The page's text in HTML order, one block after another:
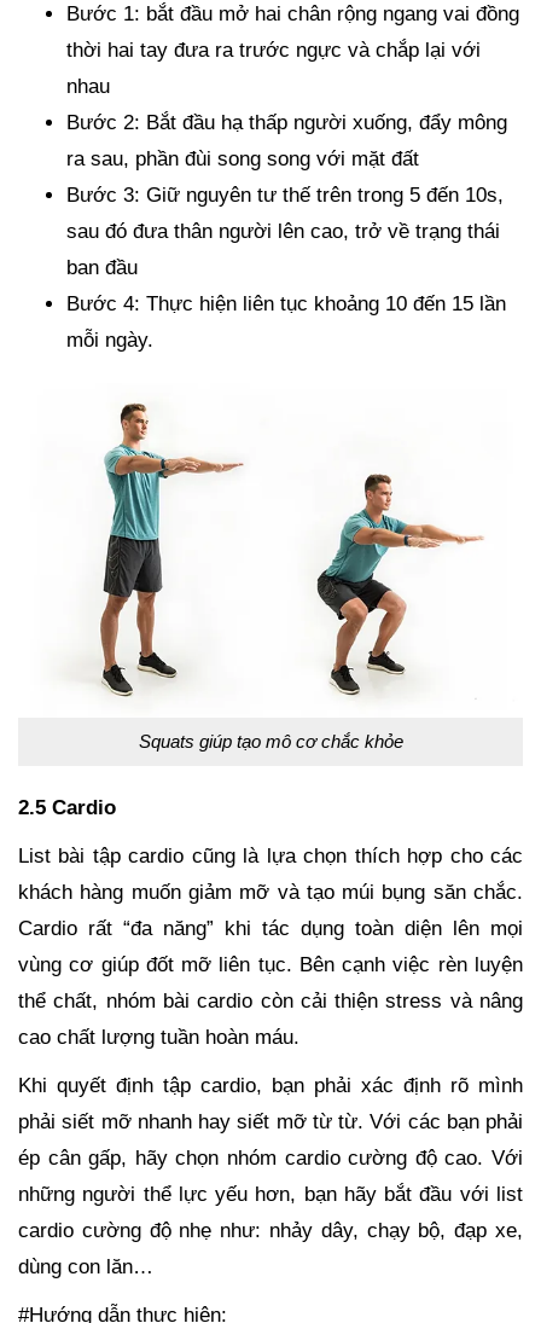
Bước 1: bắt đầu mở hai chân rộng ngang vai đồng
thời hai tay đưa ra trước ngực và chắp lại với
nhau
Bước 2: Bắt đầu hạ thấp người xuống, đẩy mông
ra sau, phần đùi song song với mặt đất
Bước 3: Giữ nguyên tư thế trên trong 5 đến 10s,
sau đó đưa thân người lên cao, trở về trạng thái
ban đầu
Bước 4: Thực hiện liên tục khoảng 10 đến 15 lần
mỗi ngày.
Squats giúp tạo mô cơ chắc khỏe
2.5 Cardio
List bài tập cardio cũng là lựa chọn thích hợp cho các
khách hàng muốn giảm mỡ và tạo múi bụng săn chắc.
Cardio rất “đa năng” khi tác dụng toàn diện lên mọi
vùng cơ giúp đốt mỡ liên tục. Bên cạnh việc rèn luyện
thể chất, nhóm bài cardio còn cải thiện stress và nâng
cao chất lượng tuần hoàn máu.
Khi quyết định tập cardio, bạn phải xác định rõ mình
phải siết mỡ nhanh hay siết mỡ từ từ. Với các bạn phải
ép cân gấp, hãy chọn nhóm cardio cường độ cao. Với
những người thể lực yếu hơn, bạn hãy bắt đầu với list
cardio cường độ nhẹ như: nhảy dây, chạy bộ, đạp xe,
dùng con lăn…
#Hướng dẫn thực hiện: